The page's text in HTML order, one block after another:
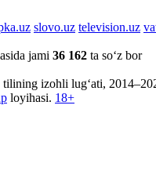
slovo.uz television.uz
jami 36 162 ta so‘z bor
izohli lug‘ati,
loyihasi. 18+